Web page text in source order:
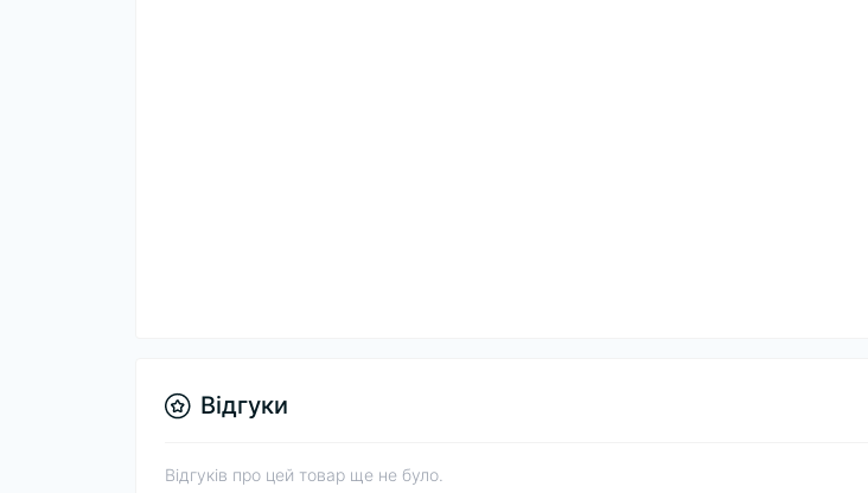
Відгуки
Відгуків про цей товар ще не було.